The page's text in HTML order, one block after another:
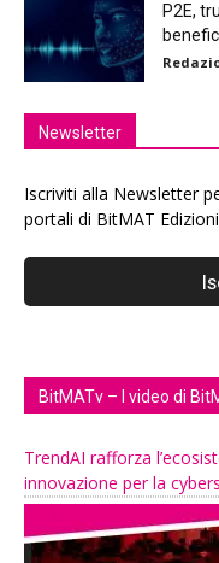
P2E,
Newsletter
Iscriviti alla Newsletter
portali di BitMAT
BitMATv – I video di
TrendAI rafforza
innovazione per la